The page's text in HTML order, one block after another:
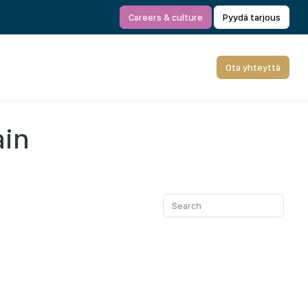
Careers & culture Pyydä tarjous
Ota yhteyttä